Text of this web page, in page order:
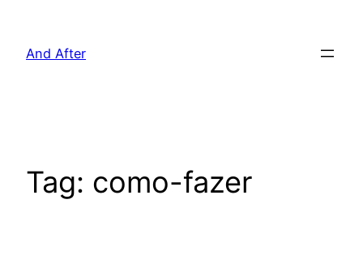
And After
Tag: como-fazer